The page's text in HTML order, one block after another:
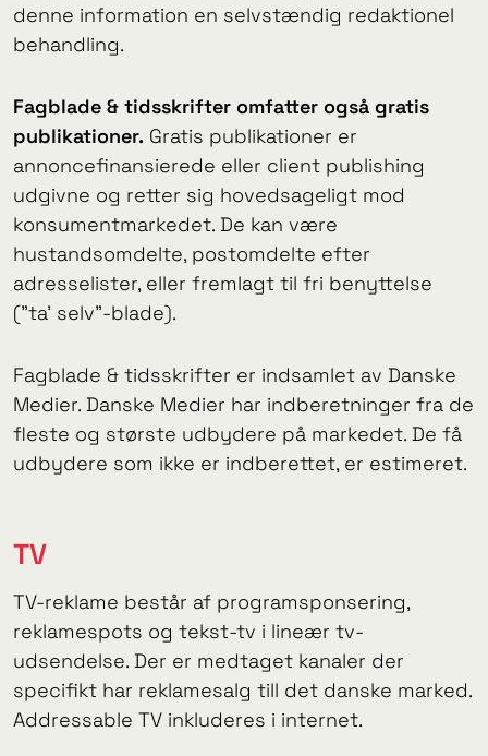
denne information en selvstændig redaktionel
behandling.
Fagblade & tidsskrifter omfatter også gratis
publikationer. Gratis publikationer er
annoncefinansierede eller client publishing
udgivne og retter sig hovedsageligt mod
konsumentmarkedet. De kan være
hustandsomdelte, postomdelte efter
adresselister, eller fremlagt til fri benyttelse
(”ta’ selv”-blade).
Fagblade & tidsskrifter er indsamlet av Danske
Medier. Danske Medier har indberetninger fra de
fleste og største udbydere på markedet. De få
udbydere som ikke er indberettet, er estimeret.
TV
TV-reklame består af programsponsering,
reklamespots og tekst-tv i lineær tv-
udsendelse. Der er medtaget kanaler der
specifikt har reklamesalg till det danske marked.
Addressable TV inkluderes i internet.